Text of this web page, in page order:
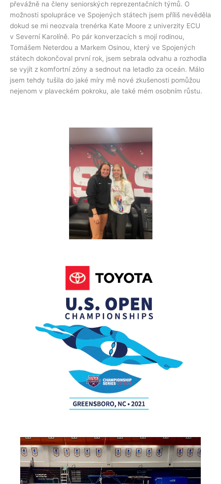
převážně na členy seniorských reprezentačních týmů. O
možnosti spolupráce ve Spojených státech jsem příliš nevěděla
dokud se mi neozvala trenérka Kate Moore z univerzity ECU
v Severní Karolíně. Po pár konverzacích s mojí rodinou,
Tomášem Neterdou a Markem Osinou, který ve Spojených
státech dokončoval první rok, jsem sebrala odvahu a rozhodla
se vyjít z komfortní zóny a sednout na letadlo za oceán. Málo
jsem tehdy tušila do jaké míry mě nové zkušenosti pomůžou
nejenom v plaveckém pokroku, ale také mém osobním růstu.